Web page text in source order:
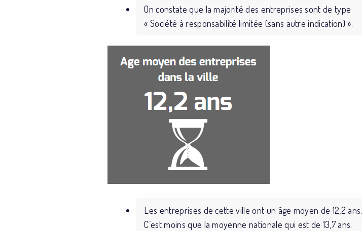
On constate que la majorité des entreprises sont de type
« Société à responsabilité limitée (sans autre indication) ».
Les entreprises de cette ville ont un âge moyen de 12,2 ans.
C’est moins que la moyenne nationale qui est de 13,7 ans.